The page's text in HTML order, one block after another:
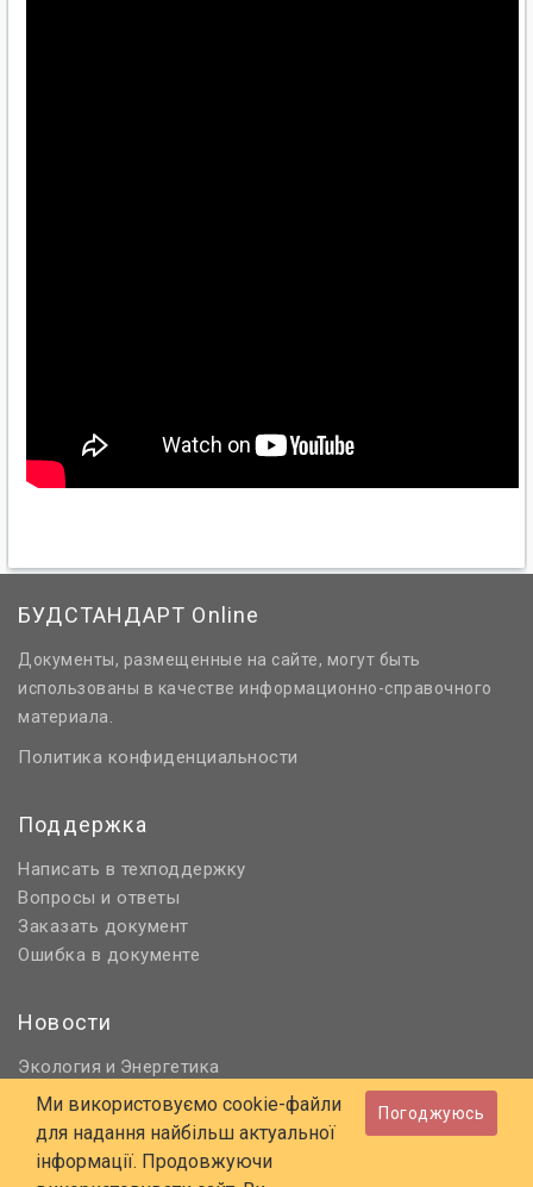
БУДСТАНДАРТ Online
Документы, размещенные на сайте, могут быть
использованы в качестве информационно-справочного
материала.
Политика конфиденциальности
Поддержка
Написать в техподдержку
Вопросы и ответы
Заказать документ
Ошибка в документе
Новости
Экология и Энергетика
Нормативное регулирование
Строительство и проектирование
Охрана труда и ПБ
Ми використовуємо cookie-файли
для надання найбільш актуальної
інформації. Продовжуючи
Погоджуюсь